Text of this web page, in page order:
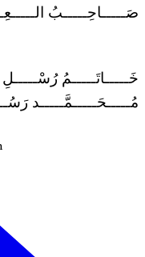
صَـــــاحِـــــبُ
خَـــــاتَـــــمُ رُسْـــــلِ
مُـــــحَـــــمَّـــــد